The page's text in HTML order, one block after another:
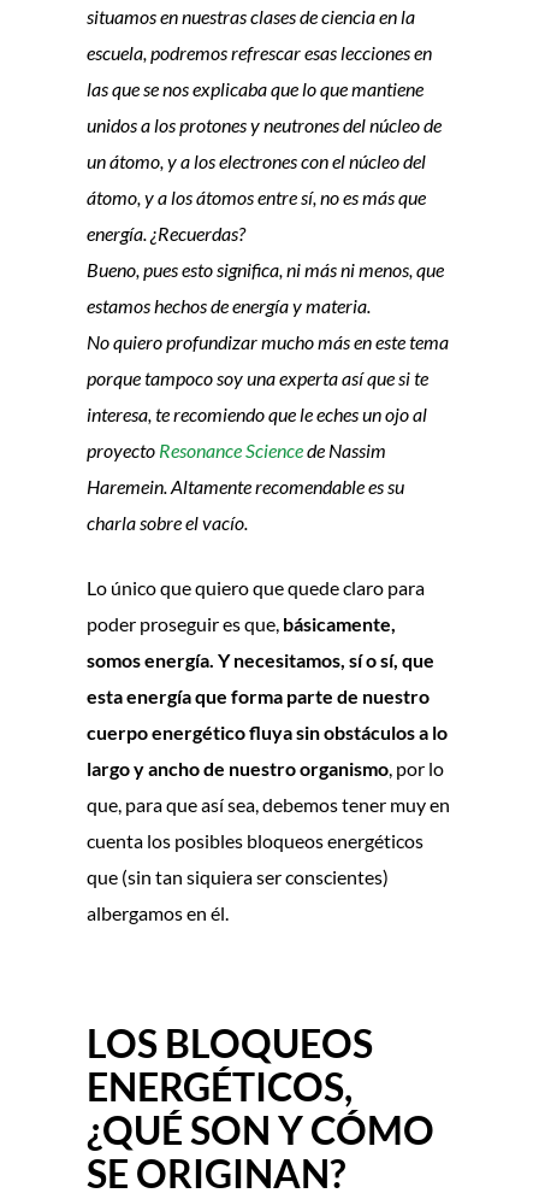
situamos en nuestras clases de ciencia en la
escuela, podremos refrescar esas lecciones en
las que se nos explicaba que lo que mantiene
unidos a los protones y neutrones del núcleo de
un átomo, y a los electrones con el núcleo del
átomo, y a los átomos entre sí, no es más que
energía. ¿Recuerdas?
Bueno, pues esto significa, ni más ni menos, que
estamos hechos de energía y materia.
No quiero profundizar mucho más en este tema
porque tampoco soy una experta así que si te
interesa, te recomiendo que le eches un ojo al
proyecto Resonance Sciencede Nassim
Haremein. Altamente recomendable es su
charla sobre el vacío.
Lo único que quiero que quede claro para
poder proseguir es que, básicamente,
somos energía. Y necesitamos, sí o sí, que
esta energía que forma parte de nuestro
cuerpo energético fluya sin obstáculos a lo
largo y ancho de nuestro organismo, por lo
que, para que así sea, debemos tener muy en
cuenta los posibles bloqueos energéticos
que (sin tan siquiera ser conscientes)
albergamos en él.
LOS BLOQUEOS
ENERGÉTICOS,
¿QUÉ SON Y CÓMO
SE ORIGINAN?